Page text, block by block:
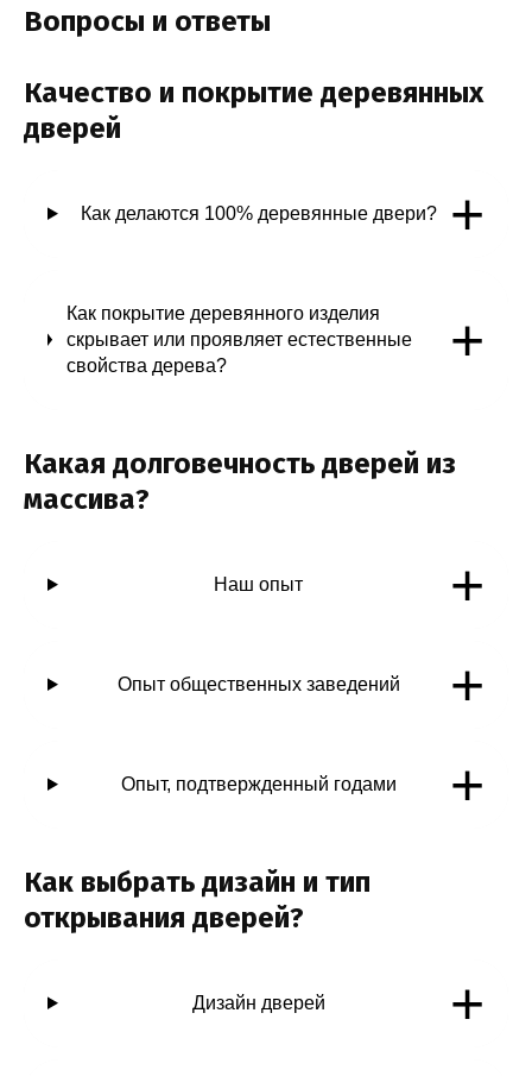
Вопросы и ответы
Качество и покрытие деревянных
дверей
Как делаются 100% деревянные двери? +
Как покрытие деревянного изделия
скрывает или проявляет естественные
свойства дерева?
+
Какая долговечность дверей из
массива?
Наш опыт +
Опыт общественных заведений +
Опыт, подтвержденный годами +
Как выбрать дизайн и тип
открывания дверей?
Дизайн дверей +